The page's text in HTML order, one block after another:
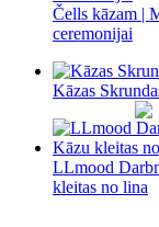
Čells kāzam |
ceremonijai
Kāzas
LLmood
kleitas no lina